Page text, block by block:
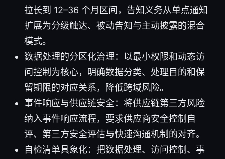
拉长到 12–36 个月区间，告知义务从单点通知
扩展为分级触达、被动告知与主动披露的混合
模式。
数据处理的分区化治理：以最小权限和动态访
问控制为核心，明确数据分类、处理目的和保
留期限的对应关系，降低跨域风险。
事件响应与供应链安全：将供应链第三方风险
纳入事件响应流程，要求供应商安全控制自
评、第三方安全评估与快速沟通机制的对齐。
自检清单具象化：把数据处理、访问控制、事